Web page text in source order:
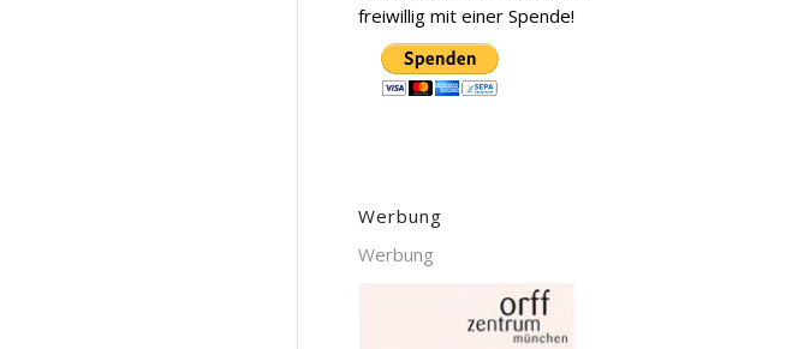
freiwillig mit einer Spende!
Werbung
Werbung